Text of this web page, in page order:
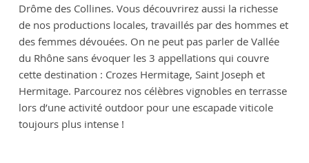
Drôme des Collines. Vous découvrirez aussi la richesse
de nos productions locales, travaillés par des hommes et
des femmes dévouées. On ne peut pas parler de Vallée
du Rhône sans évoquer les 3 appellations qui couvre
cette destination : Crozes Hermitage, Saint Joseph et
Hermitage. Parcourez nos célèbres vignobles en terrasse
lors d’une activité outdoor pour une escapade viticole
toujours plus intense !